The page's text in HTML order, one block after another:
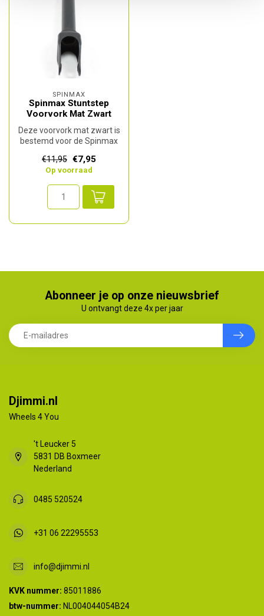
SPINMAX
Spinmax Stuntstep
Voorvork Mat Zwart
Deze voorvork mat zwart is
bestemd voor de Spinmax
€11,95 €7,95
Op voorraad
Abonneer je op onze nieuwsbrief
U ontvangt deze 4x per jaar
Djimmi.nl
Wheels 4 You
't Leucker 5
5831 DB Boxmeer
Nederland
0485 520524
+31 06 22295553
info@djimmi.nl
KVK nummer: 85011886
btw-nummer: NL004044054B24